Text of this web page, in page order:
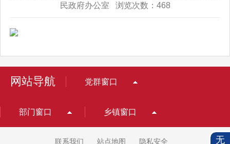
民政府办公室 浏览次数： 468
网站导航 党群窗口
部门窗口 乡镇窗口
联系我们 站点地图 隐私安全 无